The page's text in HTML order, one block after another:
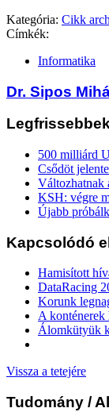
Kategória: Cikk
Címkék:
Informatika
Dr. Sipos
500 milliárd
Csődöt
Változhatnak
KSH: végre
Újabb
Kapcsolódó
Hamisított
DataRacing
Korunk
A konténerek
Álomkütyük
Vissza a tetejére
Tudomány /